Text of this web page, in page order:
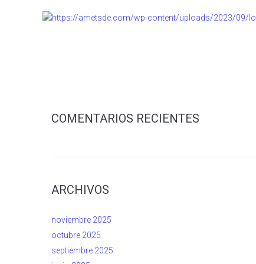
COMENTARIOS RECIENTES
ARCHIVOS
noviembre 2025
octubre 2025
septiembre 2025